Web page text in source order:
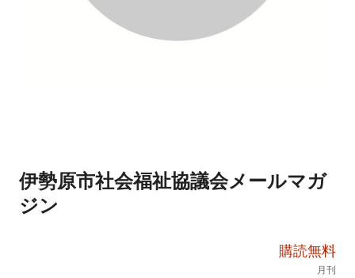
伊勢原市社会福祉協議会メールマガ
ジン
購読無料
月刊